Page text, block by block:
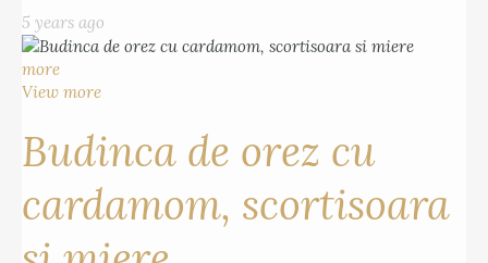
5 years ago
more
View more
Budinca de orez cu
cardamom, scortisoara